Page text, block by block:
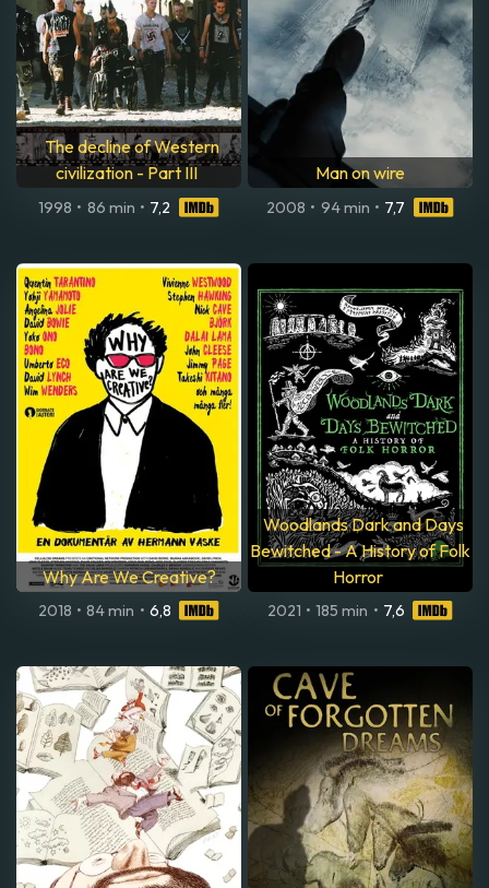
The decline of Western
civilization - Part III
1998 • 86 min • 7,2
Man on wire
2008 • 94 min • 7,7
Why Are We Creative?
2018 • 84 min • 6,8
Woodlands Dark and Days
Bewitched - A History of Folk
Horror
2021 • 185 min • 7,6